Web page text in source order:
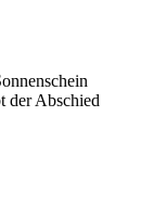
der Abschied